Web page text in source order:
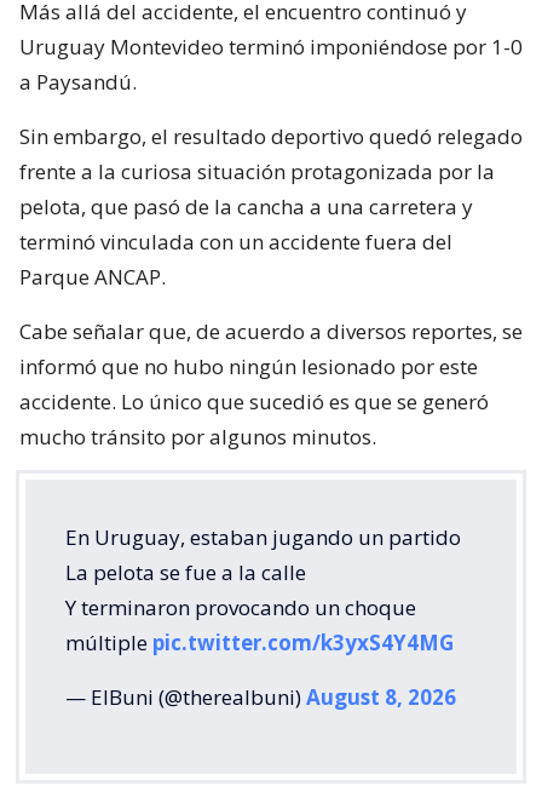
Más allá del accidente, el encuentro continuó y
Uruguay Montevideo terminó imponiéndose por 1-0
a Paysandú.
Sin embargo, el resultado deportivo quedó relegado
frente a la curiosa situación protagonizada por la
pelota, que pasó de la cancha a una carretera y
terminó vinculada con un accidente fuera del
Parque ANCAP.
Cabe señalar que, de acuerdo a diversos reportes, se
informó que no hubo ningún lesionado por este
accidente. Lo único que sucedió es que se generó
mucho tránsito por algunos minutos.
En Uruguay, estaban jugando un partido
La pelota se fue a la calle
Y terminaron provocando un choque
múltiple pic.twitter.com/k3yxS4Y4MG
— ElBuni (@therealbuni)August 8, 2026